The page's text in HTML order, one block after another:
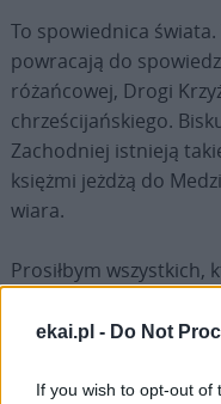
ekai.pl - Do Not
If you wish to opt-out of
To spowiednica
powracają do
różańcowej, Drogi
chrześcijańskiego.
Zachodniej istnieją
księżmi jeżdżą do
wiara.
Prosiłbym wszystkich,
komentowania tego
dotknęliśmy. A kto tam